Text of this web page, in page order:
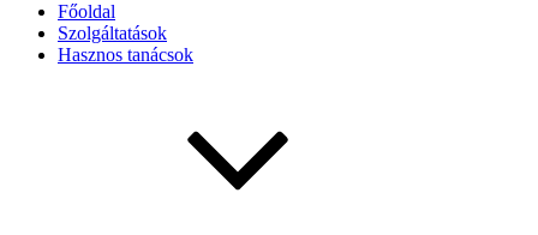
Főoldal
Szolgáltatások
Hasznos tanácsok